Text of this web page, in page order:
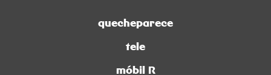
quecheparece
tele
móbil R